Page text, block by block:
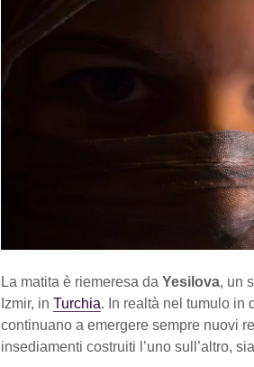
La matita è riemeresa da Yesilova, un
Izmir, in Turchia. In realtà nel tumulo in
continuano a emergere sempre nuovi
insediamenti costruiti l’uno sull’altro,